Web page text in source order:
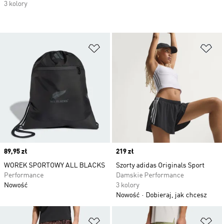
Dodaj do listy życzeń
Price
89,95 zł
WOREK SPORTOWY ALL BLACKS
Performance
Nowość
Price
219 zł
Szorty adidas Originals Sport
Damskie Performance
3 kolory
Nowość
Dobieraj, jak chcesz
Dodaj do listy życzeń
3 kolory